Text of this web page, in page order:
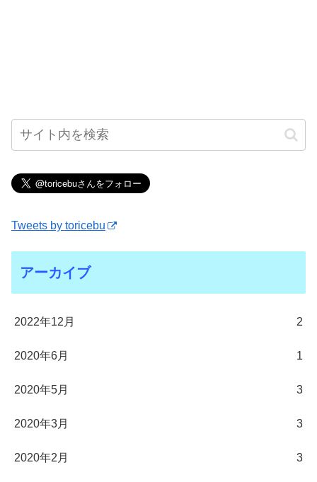
Tweets by toricebu
アーカイブ
2022年12月 2
2020年6月 1
2020年5月 3
2020年3月 3
2020年2月 3